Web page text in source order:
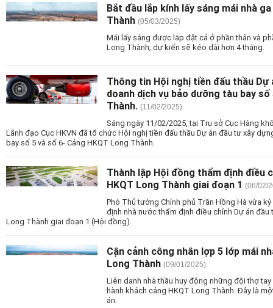
Bắt đầu lắp kính lấy sáng mái nhà
Thành (05/03/2025)
Mái lấy sáng được lắp đặt cả ở phần thân và
Long Thành; dự kiến sẽ kéo dài hơn 4 tháng.
Thông tin Hội nghị tiền đấu thầu Dự
doanh dịch vụ bảo dưỡng tàu bay
Thành. (11/02/2025)
Sáng ngày 11/02/2025, tại Trụ sở Cục Hàng
Lãnh đạo Cục HKVN đã tổ chức Hội nghị tiền đấu thầu Dự án đầu tư xây
bay số 5 và số 6- Cảng HKQT Long Thành.
Thành lập Hội đồng thẩm định điều
HKQT Long Thành giai đoạn 1 (06/02/
Phó Thủ tướng Chính phủ Trần Hồng Hà vừa
định nhà nước thẩm định điều chỉnh Dự án
Long Thành giai đoạn 1 (Hội đồng).
Cận cảnh công nhân lợp 5 lớp mái
Long Thành (09/01/2025)
Liên danh nhà thầu huy động những đội thợ
hành khách cảng HKQT Long Thành. Đây là
án.